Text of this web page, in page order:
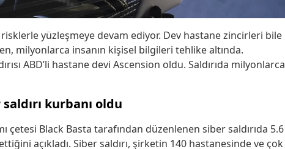
yüzleşmeye devam ediyor. Dev hastane zincirleri bile
milyonlarca insanın kişisel bilgileri tehlike altında.
ABD’li hastane devi Ascension oldu. Saldırıda milyonlarca
kurbanı oldu
çetesi Black Basta tarafından düzenlenen siber saldırıda 5.6
açıkladı. Siber saldırı, şirketin 140 hastanesinde ve çok